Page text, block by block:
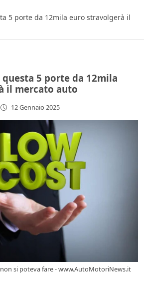
5 porte da 12mila euro stravolgerà il
5 porte da 12mila
il mercato auto
12 Gennaio 2025
si poteva fare - www.AutoMotoriNews.it